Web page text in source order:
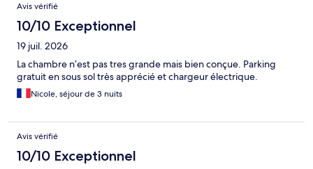
Avis vérifié
10/10 Exceptionnel
19 juil. 2026
La chambre n’est pas tres grande mais bien conçue. Parking
gratuit en sous sol très apprécié et chargeur électrique.
Nicole, séjour de 3 nuits
Avis vérifié
10/10 Exceptionnel